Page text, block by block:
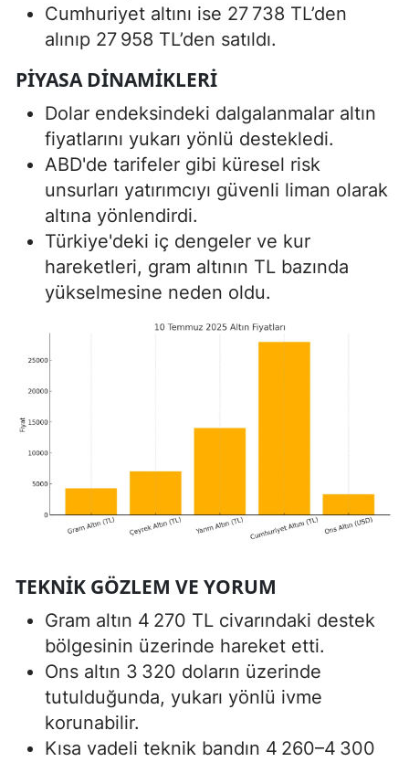
Cumhuriyet altını ise 27 738 TL’den
alınıp 27 958 TL’den satıldı.
PIYASA DINAMIKLERI
Dolar endeksindeki dalgalanmalar altın
fiyatlarını yukarı yönlü destekledi.
ABD'de tarifeler gibi küresel risk
unsurları yatırımcıyı güvenli liman olarak
altına yönlendirdi.
Türkiye'deki iç dengeler ve kur
hareketleri, gram altının TL bazında
yükselmesine neden oldu.
TEKNIK GÖZLEM VE YORUM
Gram altın 4 270 TL civarındaki destek
bölgesinin üzerinde hareket etti.
Ons altın 3 320 doların üzerinde
tutulduğunda, yukarı yönlü ivme
korunabilir.
Kısa vadeli teknik bandın 4 260–4 300